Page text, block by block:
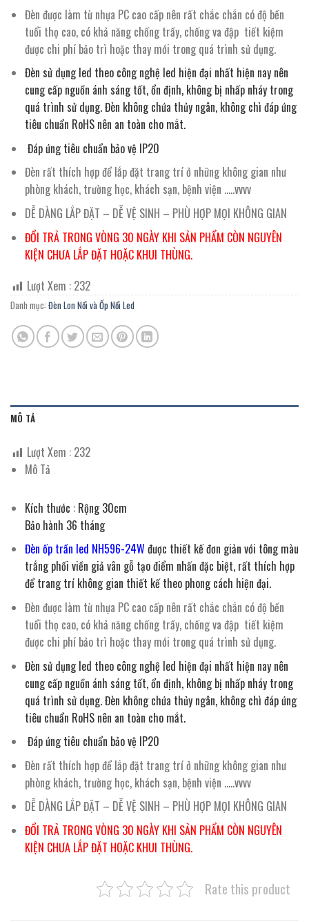
Đèn được làm từ nhựa PC cao cấp nên rất chắc chắn có độ bền
tuổi thọ cao, có khả năng chống trầy, chống va đập tiết kiệm
được chi phí bảo trì hoặc thay mới trong quá trình sử dụng.
Đèn sử dụng led theo công nghệ led hiện đại nhất hiện nay nên
cung cấp nguồn ánh sáng tốt, ổn định, không bị nhấp nháy trong
quá trình sử dụng. Đèn không chứa thủy ngân, không chì đáp ứng
tiêu chuẩn RoHS nên an toàn cho mắt.
Đáp ứng tiêu chuẩn bảo vệ IP20
Đèn rất thích hợp để lắp đặt trang trí ở những không gian như
phòng khách, trường học, khách sạn, bệnh viện …..vvvv
DỄ DÀNG LẮP ĐẶT – DỄ VỆ SINH – PHÙ HỢP MỌI KHÔNG GIAN
ĐỔI TRẢ TRONG VÒNG 30 NGÀY KHI SẢN PHẨM CÒN NGUYÊN
KIỆN CHƯA LẮP ĐẶT HOẶC KHUI THÙNG.
Lượt Xem : 232
Danh mục: Đèn Lon Nổi và Ốp Nổi Led
MÔ TẢ
Lượt Xem : 232
Mô Tả
Kích thước : Rộng 30cm
Bảo hành 36 tháng
Đèn ốp trần led NH596-24W được thiết kế đơn giản với tông màu
trắng phối viền giả vân gỗ tạo điểm nhấn đặc biệt, rất thích hợp
để trang trí không gian thiết kế theo phong cách hiện đại.
Đèn được làm từ nhựa PC cao cấp nên rất chắc chắn có độ bền
tuổi thọ cao, có khả năng chống trầy, chống va đập tiết kiệm
được chi phí bảo trì hoặc thay mới trong quá trình sử dụng.
Đèn sử dụng led theo công nghệ led hiện đại nhất hiện nay nên
cung cấp nguồn ánh sáng tốt, ổn định, không bị nhấp nháy trong
quá trình sử dụng. Đèn không chứa thủy ngân, không chì đáp ứng
tiêu chuẩn RoHS nên an toàn cho mắt.
Đáp ứng tiêu chuẩn bảo vệ IP20
Đèn rất thích hợp để lắp đặt trang trí ở những không gian như
phòng khách, trường học, khách sạn, bệnh viện …..vvvv
DỄ DÀNG LẮP ĐẶT – DỄ VỆ SINH – PHÙ HỢP MỌI KHÔNG GIAN
ĐỔI TRẢ TRONG VÒNG 30 NGÀY KHI SẢN PHẨM CÒN NGUYÊN
KIỆN CHƯA LẮP ĐẶT HOẶC KHUI THÙNG.
Rate this product